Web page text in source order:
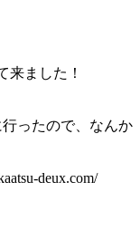
来ました！
ったので、なんか
deux.com/